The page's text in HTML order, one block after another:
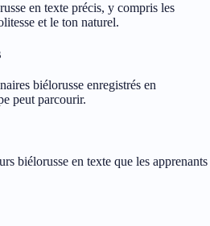
en texte précis, y compris les
et le ton naturel.
biélorusse enregistrés en
peut parcourir.
biélorusse en texte que les apprenants